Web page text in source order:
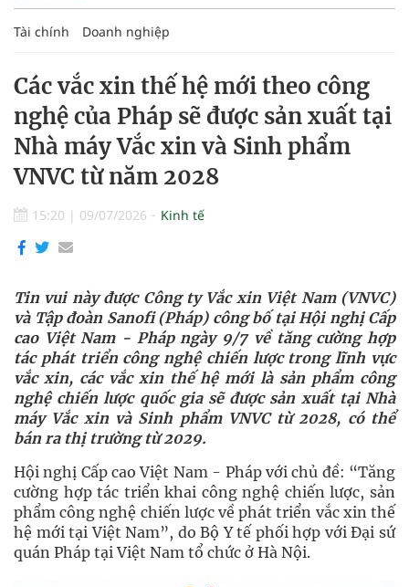
Tài chính Doanh nghiệp
Các vắc xin thế hệ mới theo công
nghệ của Pháp sẽ được sản xuất tại
Nhà máy Vắc xin và Sinh phẩm
VNVC từ năm 2028
15:20 | 09/07/2026 Kinh tế
Tin vui này được Công ty Vắc xin Việt Nam (VNVC)
và Tập đoàn Sanofi (Pháp) công bố tại Hội nghị Cấp
cao Việt Nam - Pháp ngày 9/7 về tăng cường hợp
tác phát triển công nghệ chiến lược trong lĩnh vực
vắc xin, các vắc xin thế hệ mới là sản phẩm công
nghệ chiến lược quốc gia sẽ được sản xuất tại Nhà
máy Vắc xin và Sinh phẩm VNVC từ 2028, có thể
bán ra thị trường từ 2029.
Hội nghị Cấp cao Việt Nam - Pháp với chủ đề: “Tăng
cường hợp tác triển khai công nghệ chiến lược, sản
phẩm công nghệ chiến lược về phát triển vắc xin thế
hệ mới tại Việt Nam”, do Bộ Y tế phối hợp với Đại sứ
quán Pháp tại Việt Nam tổ chức ở Hà Nội.